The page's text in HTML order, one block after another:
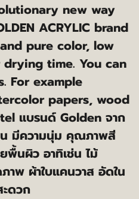
new way
ACRYLIC brand
pure color, low
time. You can
For example
papers, wood
แบรนด์ Golden จาก
น มีความนุ่ม คุณภาพสี
พื้นผิว อาทิเช่น ไม้
าพ ผ้าใบแคนวาส อัดใน
ดวก